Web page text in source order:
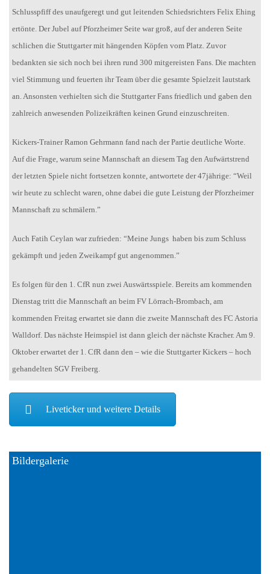
Schlusspfiff des unaufgeregt und gut leitenden Schiedsrichters Felix Ehing
ertönte. Der Jubel auf Pforzheimer Seite war groß, auf der anderen Seite
schlichen die Stuttgarter mit hängenden Köpfen vom Platz. Zuvor
bedankten sie sich noch bei ihren rund 300 mitgereisten Fans. Die machten
viel Stimmung und feuerten ihr Team über die gesamte Spielzeit lautstark
an. Ansonsten verhielten sich die Stuttgarter Fans friedlich und gaben den
zahlreich anwesenden Polizeikräften keinen Grund einzuschreiten.
Kickers-Trainer Ramon Gehrmann fand nach der Partie deutliche Worte.
Auf die Frage, warum seine Mannschaft an diesem Tag den Aufwärtstrend
der letzten Spiele nicht fortsetzen konnte, antwortete der 47jährige: “Weil
wir heute zu schlecht waren, ohne dabei die gute Leistung der Pforzheimer
Mannschaft zu schmälern.”
Auch Fatih Ceylan war zufrieden: “Meine Jungs haben bis zum Schluss
gekämpft und jeden Zweikampf gut angenommen.”
Es folgen für den 1. CfR nun zwei Auswärtsspiele. Bereits am kommenden
Dienstag tritt die Mannschaft an beim FV Lörrach-Brombach, am
kommenden Freitag erwartet sie dann die zweite Mannschaft des FC Astoria
Walldorf. Das nächste Heimspiel ist dann gleich der nächste Kracher. Am 9.
Oktober erwartet der 1. CfR dann den – wie die Stuttgarter Kickers – hoch
gehandelten SGV Freiberg.
Liveticker und weitere Details
Bildergalerie